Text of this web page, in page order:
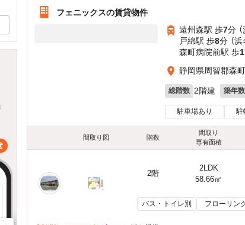
フェニックスの賃貸物件
遠州森駅 歩7分
戸綿駅 歩8分 （浜
森町病院前駅 歩
静岡県周智郡森
総階数 2階建 築年数
駐車場あり 駐
間取り図 階数
間取り
専有面積
2階
2LDK
58.66㎡
バス・トイレ別 フローリン